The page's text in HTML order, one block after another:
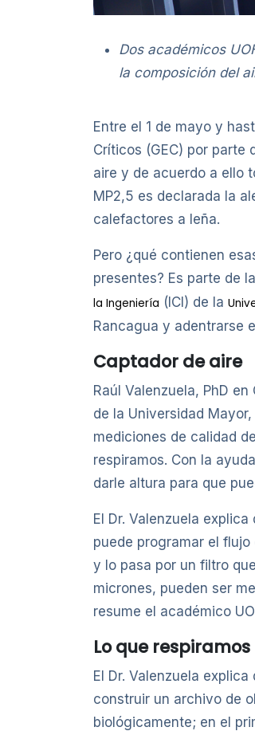
Dos académicos
la composición del
Entre el 1 de mayo y
Críticos (GEC) por parte
aire y de acuerdo a ello
MP2,5 es declarada la
calefactores a leña.
Pero ¿qué contienen
presentes? Es parte de
la Ingeniería (ICI) de la
Rancagua y adentrarse
Captador de aire
Raúl Valenzuela, PhD
de la Universidad
mediciones de calidad
respiramos. Con la
darle altura para que
El Dr. Valenzuela
puede programar el
y lo pasa por un filtro
micrones, pueden ser
resume el académico
Lo que respiramos
El Dr. Valenzuela
construir un archivo de
biológicamente; en el